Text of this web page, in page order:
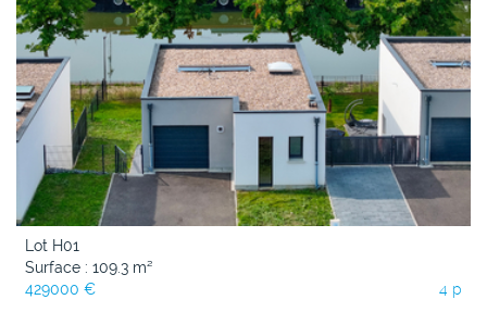
Lot H01
Surface : 109.3 m²
429000 €
4 p